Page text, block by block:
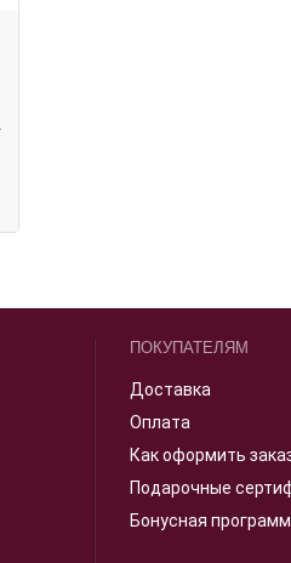
ПОКУПАТЕЛЯМ
Доставка
Оплата
Как оформить
Подарочные
Бонусная